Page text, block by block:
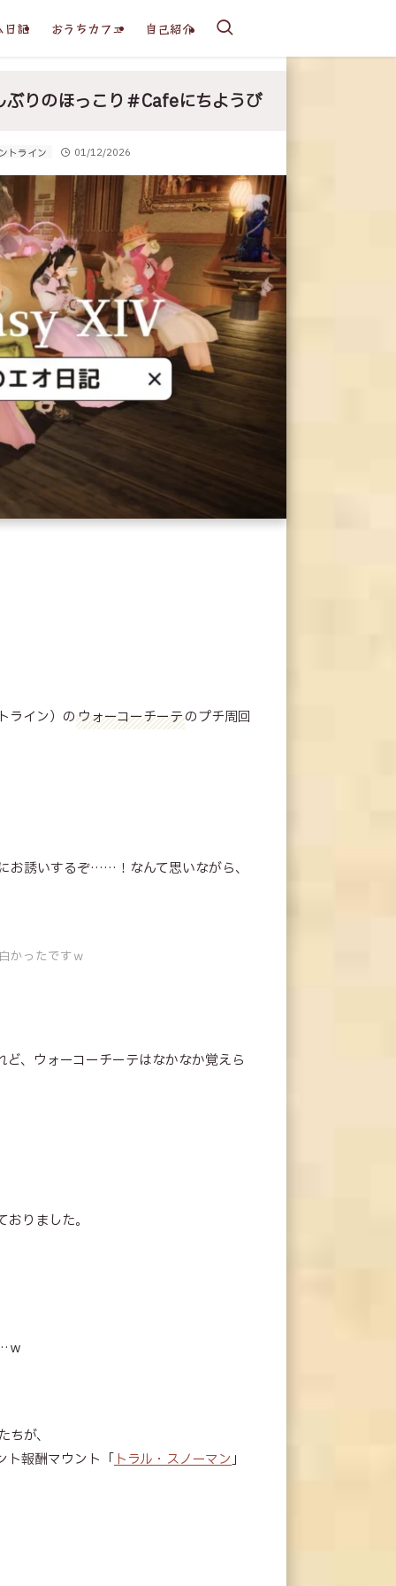
日記 おうちカフェ 自己紹介
りのほっこり＃Cafeにちようび
トライン 01/12/2026
ライン）のウォーコーチーテのプチ周回
お誘いするぞ……！なんて思いながら、
かったですｗ
、ウォーコーチーテはなかなか覚えら
りました。
ｗ
が、
ト報酬マウント「トラル・スノーマン」